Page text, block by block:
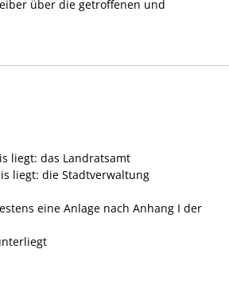
über die getroffenen und
liegt: das Landratsamt
liegt: die Stadtverwaltung
eine Anlage nach Anhang I der